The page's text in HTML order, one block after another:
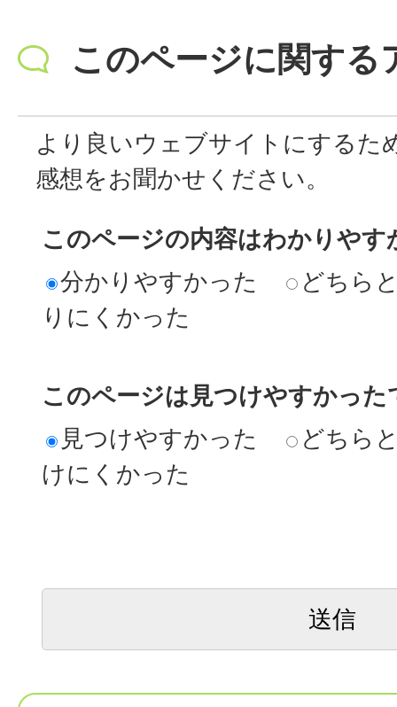
このページに関する
より良いウェブサイトにするた
感想をお聞かせください。
このページの内容はわかりやす
分かりやすかった
どちら
りにくかった
このページは見つけやすかった
見つけやすかった
どちら
けにくかった